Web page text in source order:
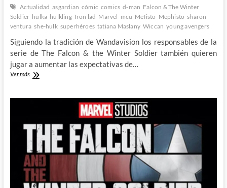
Actualidad asgardian cómic comics d-man Falcon & The Winter
Soldier hulka hulkling Iron lad Marvel mcu Mefisto Mephisto sharon
ventura she-hulk superhéroes tatiana Maslany Wiccan young avengers
Siguiendo la tradición de Wandavision los responsables de la
serie de The Falcon & the Winter Soldier también quieren
jugar a aumentar las expectativas de…
Ver másTratando
cameo
sorpresa
The
Falcon
the